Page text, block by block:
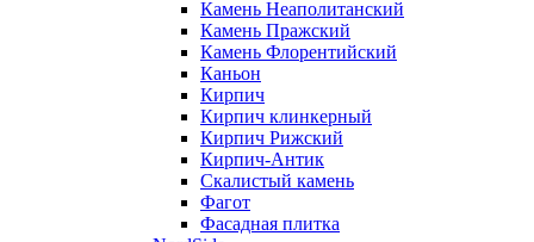
Камень Неаполитанский
Камень Пражский
Камень Флорентийский
Каньон
Кирпич
Кирпич клинкерный
Кирпич Рижский
Кирпич-Антик
Скалистый камень
Фагот
Фасадная плитка